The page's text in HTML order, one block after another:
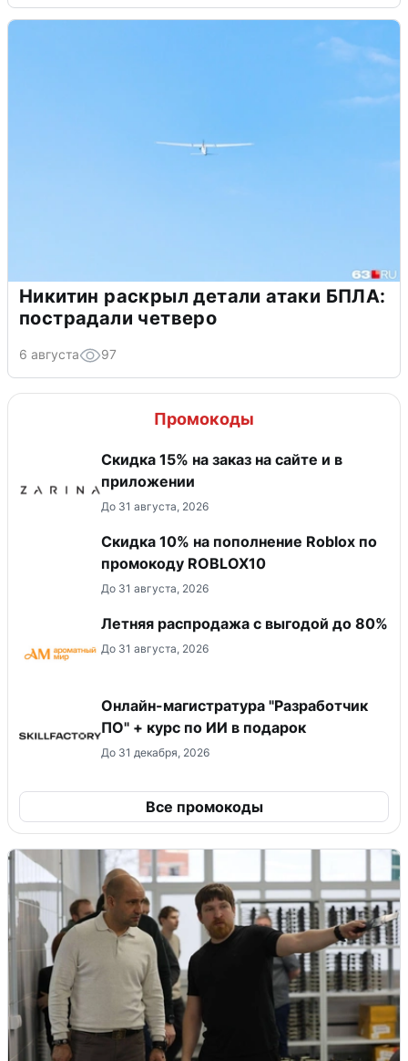
Никитин раскрыл детали атаки БПЛА:
пострадали четверо
6 августа 97
Промокоды
Скидка 15% на заказ на сайте и в
приложении
До 31 августа, 2026
Скидка 10% на пополнение Roblox по
промокоду ROBLOX10
До 31 августа, 2026
Летняя распродажа с выгодой до 80%
До 31 августа, 2026
Онлайн-магистратура "Разработчик
ПО" + курс по ИИ в подарок
До 31 декабря, 2026
Все промокоды